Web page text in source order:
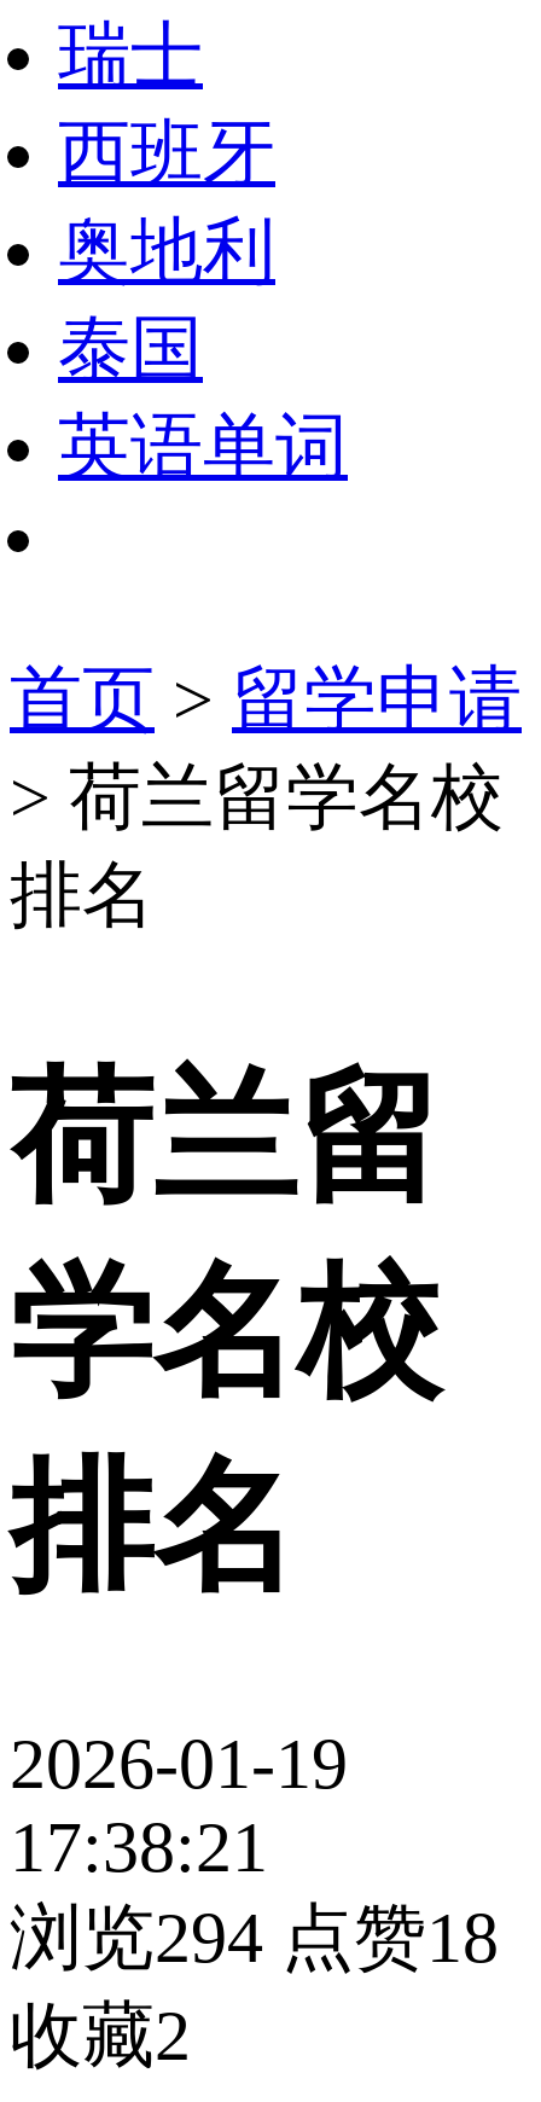
瑞士
西班牙
奥地利
泰国
英语单词
首页 > 留学申请
> 荷兰留学名校
排名
荷兰留
学名校
排名
2026-01-19
17:38:21
浏览294 点赞18
收藏2